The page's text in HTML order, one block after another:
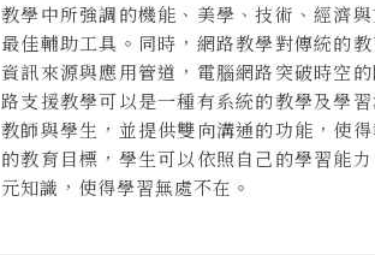
教學中所強調的機能、美學、技術、經濟
最佳輔助工具。同時，網路教學對傳統的
資訊來源與應用管道，電腦網路突破時空
路支援教學可以是一種有系統的教學及學
教師與學生，並提供雙向溝通的功能，使
的教育目標，學生可以依照自己的學習能
元知識，使得學習無處不在。